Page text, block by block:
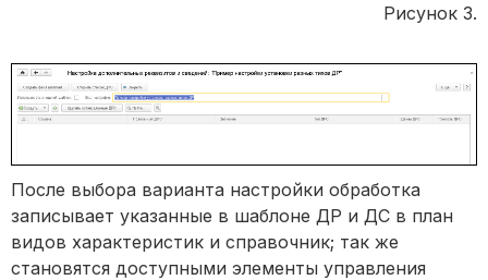
Рисунок 3.
После выбора варианта настройки обработка
записывает указанные в шаблоне ДР и ДС в план
видов характеристик и справочник; так же
становятся доступными элементы управления